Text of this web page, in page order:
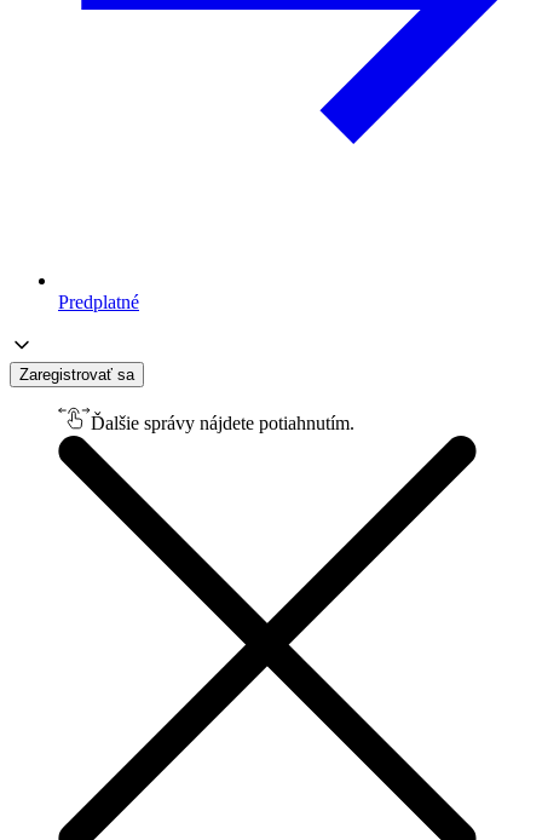
Predplatné
Zaregistrovať sa
Ďalšie správy nájdete potiahnutím.